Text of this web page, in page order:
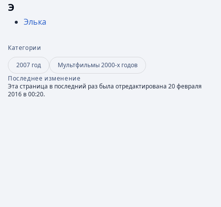
Э
Элька
Категории
2007 год
Мультфильмы 2000-х годов
Последнее изменение
Эта страница в последний раз была отредактирована 20 февраля
2016 в 00:20.